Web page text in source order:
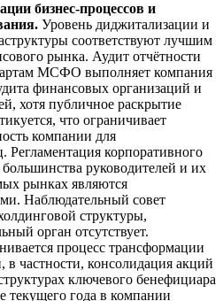
бизнес-процессов и
Уровень диджитализации и
соответствуют лучшим
рынка. Аудит отчётности
МСФО выполняет компания
финансовых организаций и
хотя публичное раскрытие
что ограничивает
компании для
Регламентация корпоративного
руководителей и их
рынках являются
Наблюдательный совет
структуры,
орган отсутствует.
процесс трансформации
в частности, консолидация акций
ключевого бенефициара
текущего года в компании